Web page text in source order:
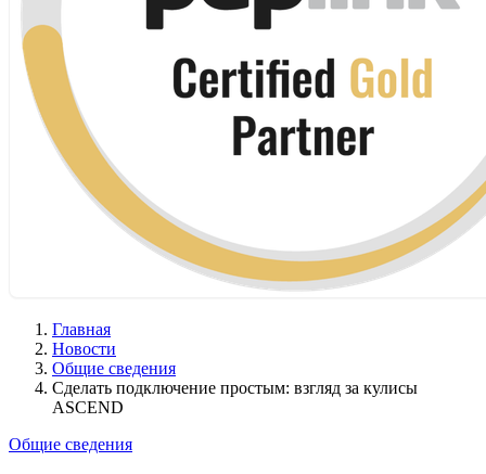
Главная
Новости
Общие сведения
Сделать подключение простым: взгляд за кулисы
ASCEND
Общие сведения